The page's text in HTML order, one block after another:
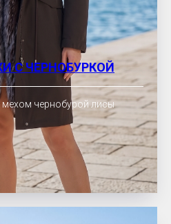
С ЧЕРНОБУРКОЙ
мехом чернобурой лисы